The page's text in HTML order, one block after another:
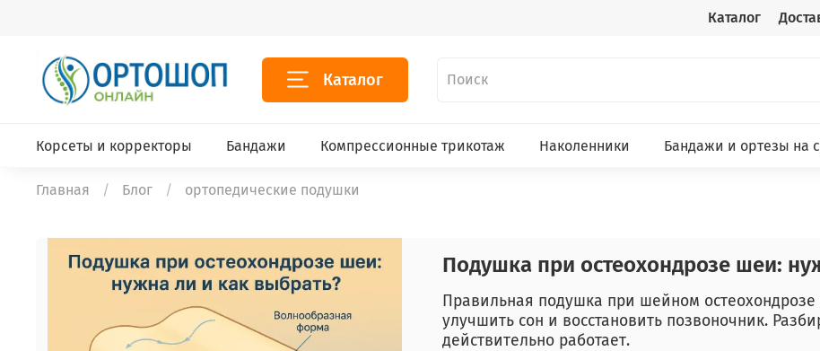
Каталог
Каталог
Корсеты и корректоры Бандажи Компрессионные трикотаж Наколенники Бандажи и ортезы на
Главная Блог ортопедические подушки
Подушка при остеохондрозе шеи:
Правильная подушка при шейном
улучшить сон и восстановить позвоночник.
действительно работает.